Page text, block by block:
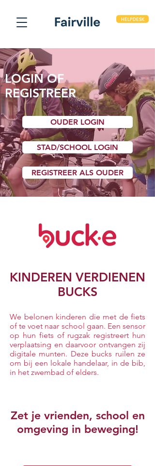
HELPDESK
LOGIN OF
REGISTREER
OUDER LOGIN
STAD/SCHOOL LOGIN
REGISTREER ALS OUDER
KINDEREN VERDIENEN
BUCKS​
We belonen kinderen die met de fiets
of te voet naar school gaan. Een sensor
op hun fiets of rugzak registreert hun
verplaatsing en daarvoor ontvangen zij
digitale munten. Deze bucks ruilen ze
om bij een lokale handelaar, in de bib,
in het zwembad of elders.
Zet je vrienden, school en
omgeving in beweging!